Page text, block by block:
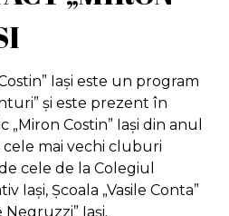
Iaşi este un program
şi este prezent în
Costin” Iaşi din anul
mai vechi cluburi
cele de la Colegiul
Iaşi, Şcoala „Vasile Conta”
Negruzzi” Iaşi.